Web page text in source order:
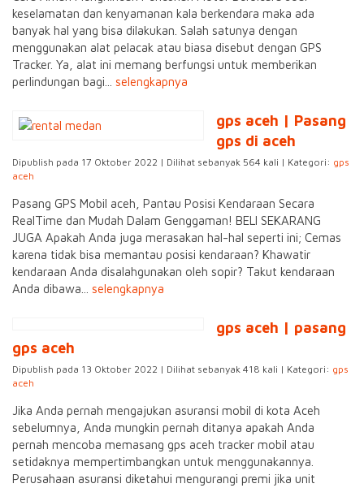
keselamatan dan kenyamanan kala berkendara maka ada
banyak hal yang bisa dilakukan. Salah satunya dengan
menggunakan alat pelacak atau biasa disebut dengan GPS
Tracker. Ya, alat ini memang berfungsi untuk memberikan
perlindungan bagi... selengkapnya
gps aceh | Pasang
gps di aceh
Dipublish pada 17 Oktober 2022 | Dilihat sebanyak 564 kali | Kategori: gps
aceh
Pasang GPS Mobil aceh, Pantau Posisi Kendaraan Secara
RealTime dan Mudah Dalam Genggaman! BELI SEKARANG
JUGA Apakah Anda juga merasakan hal-hal seperti ini; Cemas
karena tidak bisa memantau posisi kendaraan? Khawatir
kendaraan Anda disalahgunakan oleh sopir? Takut kendaraan
Anda dibawa... selengkapnya
gps aceh | pasang
gps aceh
Dipublish pada 13 Oktober 2022 | Dilihat sebanyak 418 kali | Kategori: gps
aceh
Jika Anda pernah mengajukan asuransi mobil di kota Aceh
sebelumnya, Anda mungkin pernah ditanya apakah Anda
pernah mencoba memasang gps aceh tracker mobil atau
setidaknya mempertimbangkan untuk menggunakannya.
Perusahaan asuransi diketahui mengurangi premi jika unit